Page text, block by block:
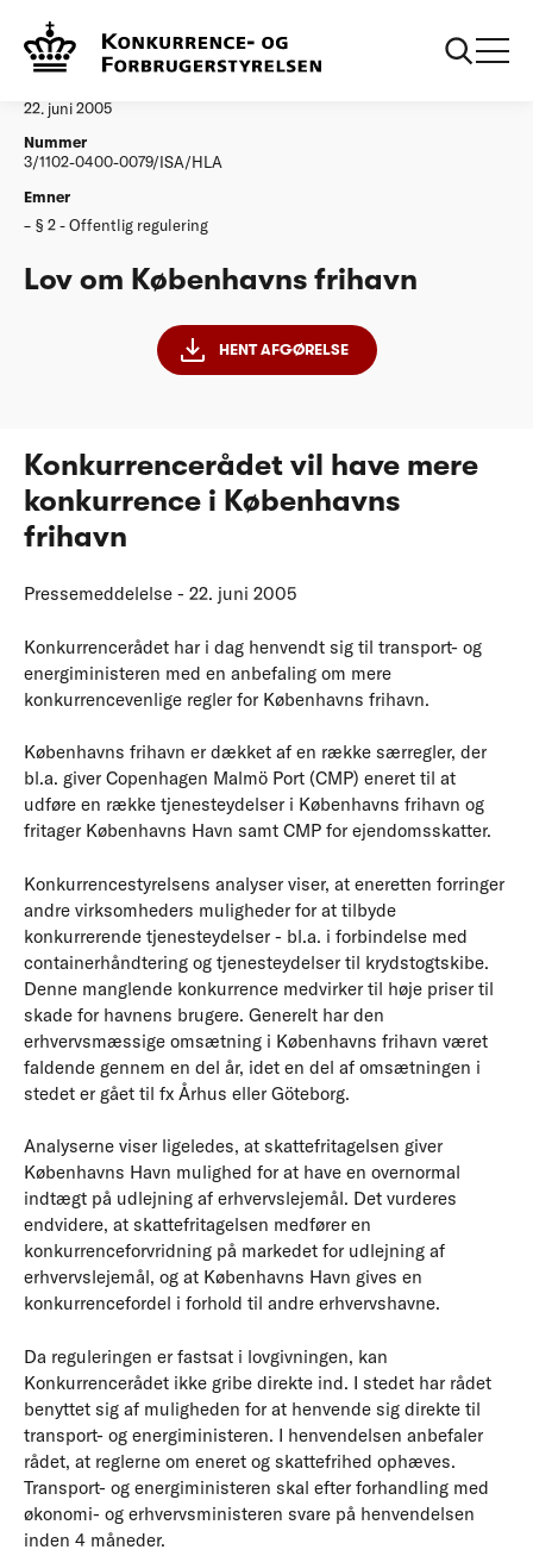
Afgørelser
22. juni 2005
Nummer
3/1102-0400-0079/ISA/HLA
Emner
§ 2 - Offentlig regulering
Lov om Københavns frihavn
HENT AFGØRELSE
Konkurrencerådet vil have mere
konkurrence i Københavns
frihavn
Pressemeddelelse - 22. juni 2005
Konkurrencerådet har i dag henvendt sig til transport- og
energiministeren med en anbefaling om mere
konkurrencevenlige regler for Københavns frihavn.
Københavns frihavn er dækket af en række særregler, der
bl.a. giver Copenhagen Malmö Port (CMP) eneret til at
udføre en række tjenesteydelser i Københavns frihavn og
fritager Københavns Havn samt CMP for ejendomsskatter.
Konkurrencestyrelsens analyser viser, at eneretten forringer
andre virksomheders muligheder for at tilbyde
konkurrerende tjenesteydelser - bl.a. i forbindelse med
containerhåndtering og tjenesteydelser til krydstogtskibe.
Denne manglende konkurrence medvirker til høje priser til
skade for havnens brugere. Generelt har den
erhvervsmæssige omsætning i Københavns frihavn været
faldende gennem en del år, idet en del af omsætningen i
stedet er gået til fx Århus eller Göteborg.
Analyserne viser ligeledes, at skattefritagelsen giver
Københavns Havn mulighed for at have en overnormal
indtægt på udlejning af erhvervslejemål. Det vurderes
endvidere, at skattefritagelsen medfører en
konkurrenceforvridning på markedet for udlejning af
erhvervslejemål, og at Københavns Havn gives en
konkurrencefordel i forhold til andre erhvervshavne.
Da reguleringen er fastsat i lovgivningen, kan
Konkurrencerådet ikke gribe direkte ind. I stedet har rådet
benyttet sig af muligheden for at henvende sig direkte til
transport- og energiministeren. I henvendelsen anbefaler
rådet, at reglerne om eneret og skattefrihed ophæves.
Transport- og energiministeren skal efter forhandling med
økonomi- og erhvervsministeren svare på henvendelsen
inden 4 måneder.